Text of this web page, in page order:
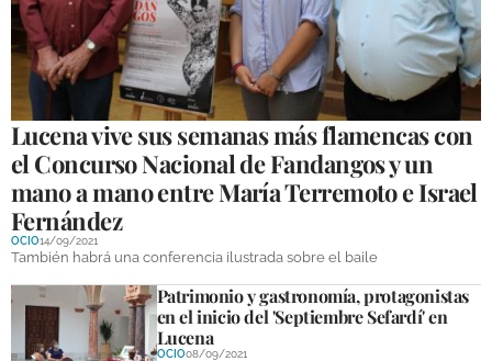
Lucena vive sus semanas más flamencas con
el Concurso Nacional de Fandangos y un
mano a mano entre María Terremoto e Israel
Fernández
OCIO14/09/2021
También habrá una conferencia ilustrada sobre el baile
Patrimonio y gastronomía, protagonistas
en el inicio del 'Septiembre Sefardí' en
Lucena
OCIO08/09/2021